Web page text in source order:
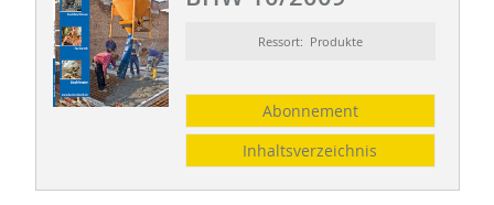
Ressort: Produkte
Abonnement
Inhaltsverzeichnis